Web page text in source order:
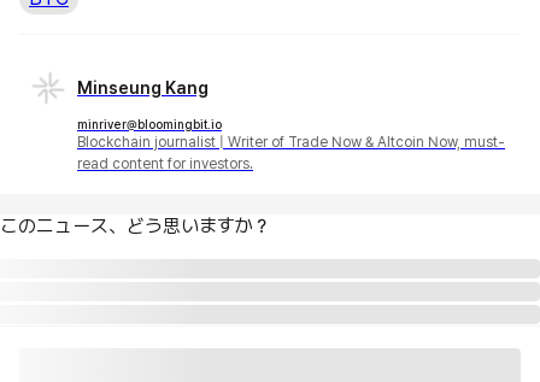
Minseung Kang
minriver@bloomingbit.io
Blockchain journalist | Writer of Trade Now & Altcoin Now, must-
read content for investors.
このニュース、どう思いますか？